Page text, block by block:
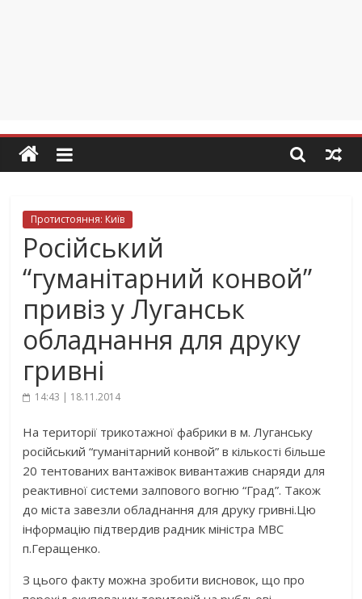
Протистояння: Київ
Російський
“гуманітарний конвой”
привіз у Луганськ
обладнання для друку
гривні
14:43 | 18.11.2014
На території трикотажної фабрики в м. Луганську
російський “гуманітарний конвой” в кількості більше
20 тентованих вантажівок вивантажив снаряди для
реактивної системи залпового вогню “Град”. Також
до міста завезли обладнання для друку гривні.Цю
інформацію підтвердив радник міністра МВС
п.Геращенко.
З цього факту можна зробити висновок, що про